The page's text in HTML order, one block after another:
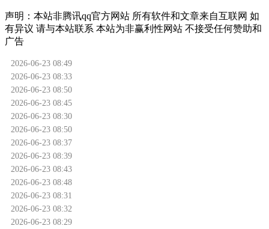
声明： 本站非腾讯qq官方网站 所有软件和文章来自互联网 如
有异议 请与本站联系 本站为非赢利性网站 不接受任何赞助和
广告
2026-06-23 08:49
2026-06-23 08:33
2026-06-23 08:50
2026-06-23 08:45
2026-06-23 08:30
2026-06-23 08:50
2026-06-23 08:37
2026-06-23 08:39
2026-06-23 08:43
2026-06-23 08:48
2026-06-23 08:31
2026-06-23 08:32
2026-06-23 08:29